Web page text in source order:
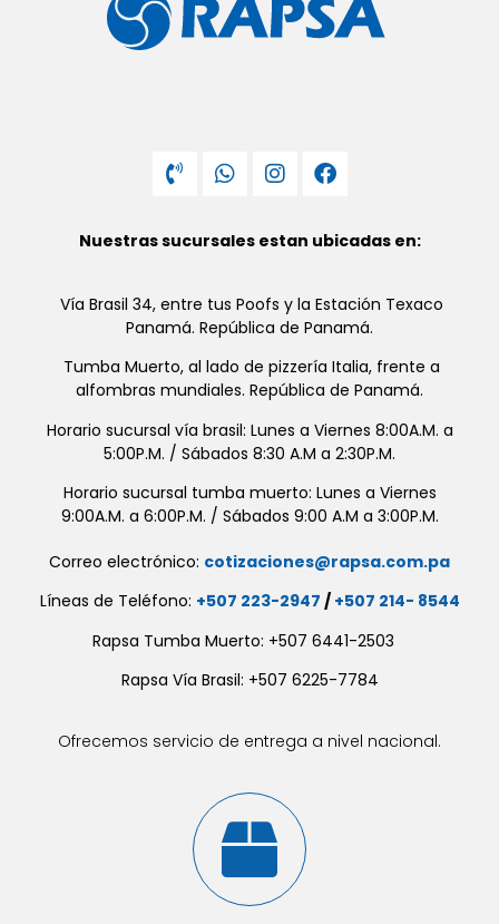
Nuestras sucursales estan ubicadas en:
Vía Brasil 34, entre tus Poofs y la Estación Texaco
Panamá. República de Panamá.
Tumba Muerto, al lado de pizzería Italia, frente a
alfombras mundiales. República de Panamá.
Horario sucursal vía brasil: Lunes a Viernes 8:00A.M. a
5:00P.M. / Sábados 8:30 A.M a 2:30P.M.
Horario sucursal tumba muerto: Lunes a Viernes
9:00A.M. a 6:00P.M. / Sábados 9:00 A.M a 3:00P.M.
Correo electrónico: cotizaciones@rapsa.com.pa
Líneas de Teléfono: +507 223-2947 / +507 214- 8544
Rapsa Tumba Muerto: +507 6441-2503
Rapsa Vía Brasil: +507 6225-7784
Ofrecemos servicio de entrega a nivel nacional.